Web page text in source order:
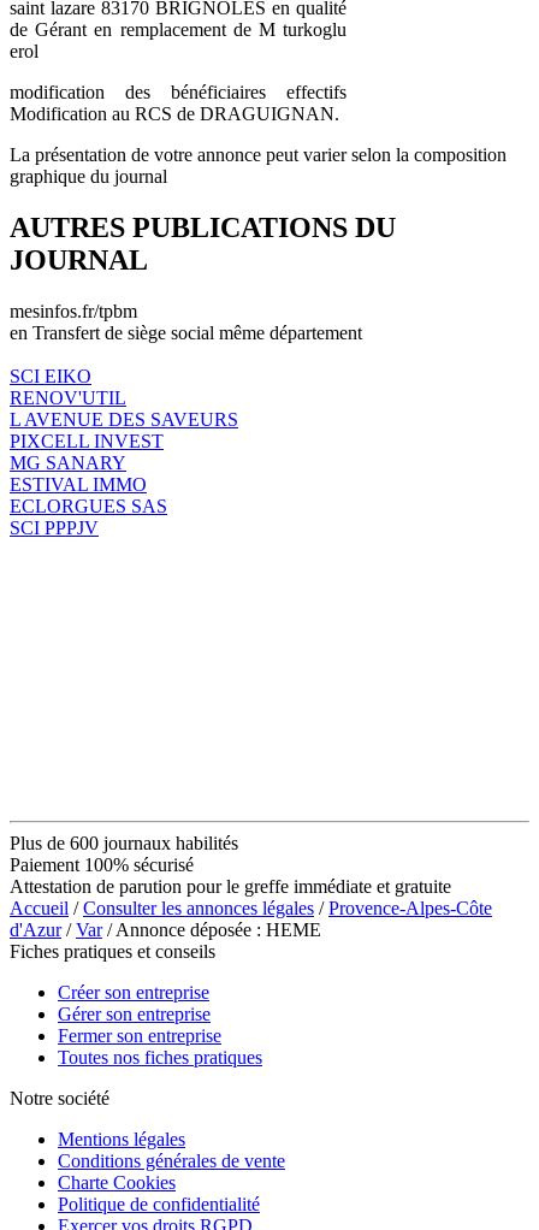
saint lazare 83170 BRIGNOLES en qualité
de Gérant en remplacement de M turkoglu
erol
modification des bénéficiaires effectifs
Modification au RCS de DRAGUIGNAN.
La présentation de votre annonce peut varier selon la composition
graphique du journal
AUTRES PUBLICATIONS DU
JOURNAL
mesinfos.fr/tpbm
en Transfert de siège social même département
SCI EIKO
RENOV'UTIL
L AVENUE DES SAVEURS
PIXCELL INVEST
MG SANARY
ESTIVAL IMMO
ECLORGUES SAS
SCI PPPJV
Plus de 600 journaux habilités
Paiement 100% sécurisé
Attestation de parution pour le greffe immédiate et gratuite
Accueil /Consulter les annonces légales /Provence-Alpes-Côte
d'Azur/Var/ Annonce déposée : HEME
Fiches pratiques et conseils
Créer son entreprise
Gérer son entreprise
Fermer son entreprise
Toutes nos fiches pratiques
Notre société
Mentions légales
Conditions générales de vente
Charte Cookies
Politique de confidentialité
Exercer vos droits RGPD